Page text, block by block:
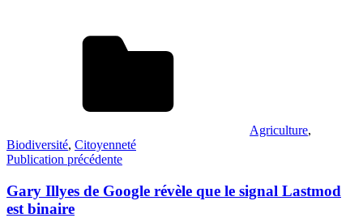
Agriculture,
Biodiversité, Citoyenneté
Navigation
de
l’article
Publication précédente
Gary Illyes de Google révèle que le signal Lastmod
est binaire